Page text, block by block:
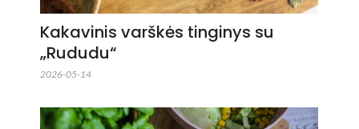
Kakavinis varškės tinginys su
„Rududu“
2026-05-14